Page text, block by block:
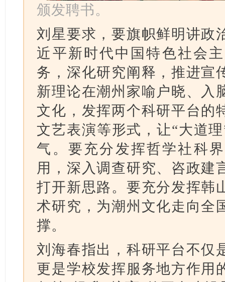
颁发聘书。
刘星要求，要旗帜鲜明讲政
近平新时代中国特色社会
务，深化研究阐释，推进宣
新理论在潮州家喻户晓、入
文化，发挥两个科研平台的
文艺表演等形式，让“大道
气。要充分发挥哲学社科
用，深入调查研究、咨政建
打开新思路。要充分发挥韩
术研究，为潮州文化走向全
撑。
刘海春指出，科研平台不仅
更是学校发挥服务地方作用